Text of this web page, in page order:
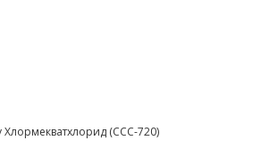
Хлормекватхлорид (ССС-720)